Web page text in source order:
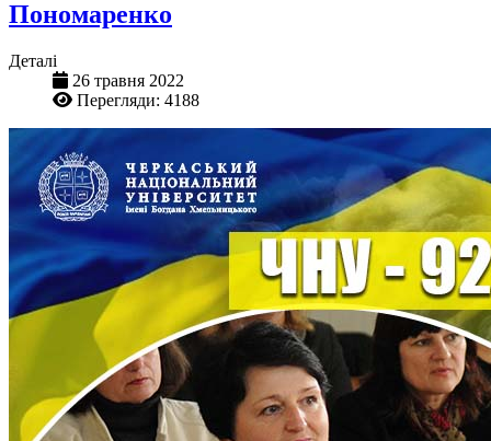
Пономаренко
Деталі
26 травня 2022
Перегляди: 4188